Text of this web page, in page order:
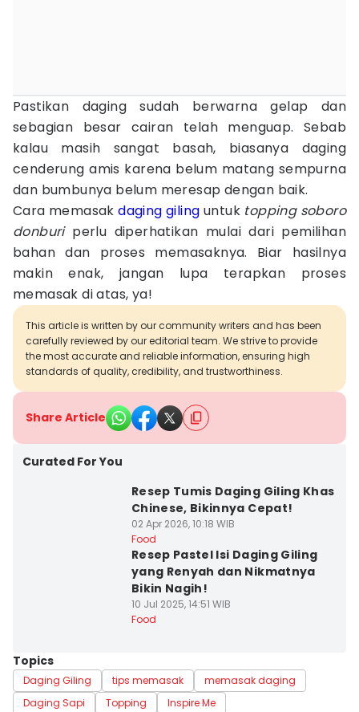
Pastikan daging sudah berwarna gelap dan
sebagian besar cairan telah menguap. Sebab
kalau masih sangat basah, biasanya daging
cenderung amis karena belum matang sempurna
dan bumbunya belum meresap dengan baik.
Cara memasakdaging giling untuk topping soboro
donburi perlu diperhatikan mulai dari pemilihan
bahan dan proses memasaknya. Biar hasilnya
makin enak, jangan lupa terapkan proses
memasak di atas, ya!
This article is written by our community writers and has been
carefully reviewed by our editorial team. We strive to provide
the most accurate and reliable information, ensuring high
standards of quality, credibility, and trustworthiness.
Share Article
Curated For You
Resep Tumis Daging Giling Khas
Chinese, Bikinnya Cepat!
02 Apr 2026, 10:18 WIB
Food
Resep Pastel Isi Daging Giling
yang Renyah dan Nikmatnya
Bikin Nagih!
10 Jul 2025, 14:51 WIB
Food
Topics
Daging Giling tips memasak
memasak daging
Daging Sapi
Topping Inspire Me